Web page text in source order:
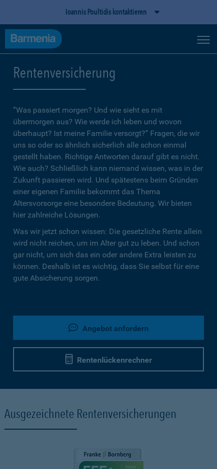
Ioannis Poultidis kontaktieren
Rentenversicherung
”Was passiert morgen? Und wie sieht es mit
übermorgen aus? Wie werde ich leben und wovon
überhaupt? Ist meine Familie versorgt?” Fragen, die wir
uns so oder so ähnlich sicherlich alle schon einmal
gestellt haben. Richtige Antworten darauf gibt es nicht.
Wie auch? Schließlich kann niemand wissen, was in der
Zukunft passieren wird. Und spätestens beim Gründen
einer eigenen Familie bekommt das Thema
Altersvorsorge eine besondere Bedeutung. Wir bieten
hier zahlreiche Lösungen.
Was wir jetzt schon wissen: Die gesetzliche Rente allein
wird nicht reichen, um im Alter gut zu leben. Und schon
gar nicht, um sich das ein oder andere Extra leisten zu
können. Deshalb ist es wichtig, dass Sie selbst für eine
gute Absicherung sorgen.
Angebot anfordern
Rentenlückenrechner
Ausgezeichnete Rentenversicherungen